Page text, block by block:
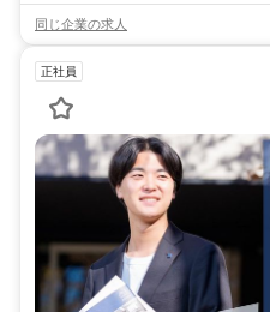
同じ企業の求人
正社員